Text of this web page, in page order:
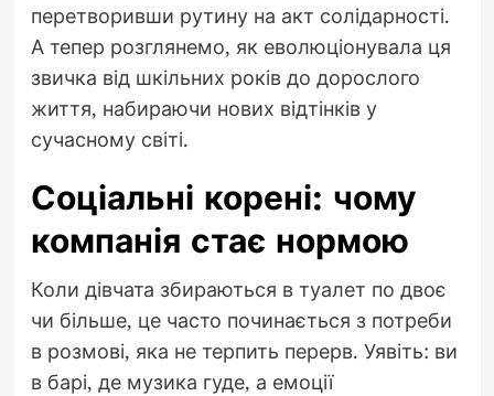
перетворивши рутину на акт солідарності.
А тепер розглянемо, як еволюціонувала ця
звичка від шкільних років до дорослого
життя, набираючи нових відтінків у
сучасному світі.
Соціальні корені: чому
компанія стає нормою
Коли дівчата збираються в туалет по двоє
чи більше, це часто починається з потреби
в розмові, яка не терпить перерв. Уявіть: ви
в барі, де музика гуде, а емоції